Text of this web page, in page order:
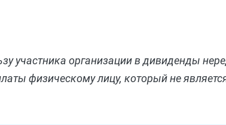
участника организации в дивиденды
физическому лицу, который не